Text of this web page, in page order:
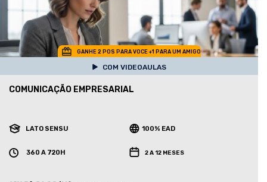
GANHE 2 POS PARA VOCE +1 PARA UM AMIGO
COM VIDEOAULAS
COMUNICAÇÃO EMPRESARIAL
LATO SENSU 100% EAD
360 A 720H 2 A 12 MESES